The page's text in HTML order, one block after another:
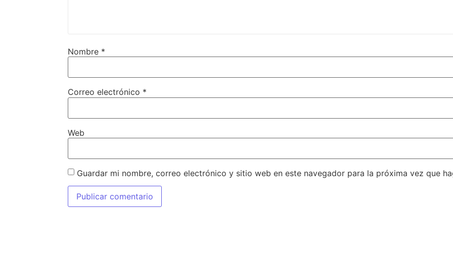
Nombre *
Correo electrónico *
Web
Guardar mi nombre, correo electrónico y sitio web en este navegador para la próxima vez que